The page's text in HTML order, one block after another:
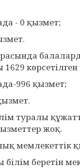
- 0 қызмет;
996 қызмет;
туралы
жоқ.
беретін